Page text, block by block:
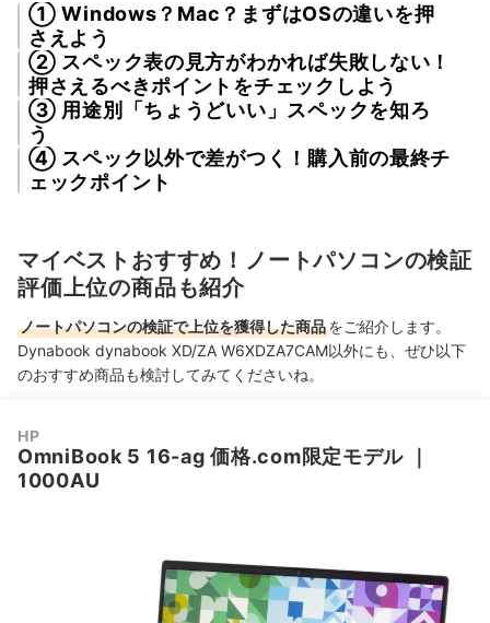
① Windows？Mac？まずはOSの違いを押
さえよう
② スペック表の見方がわかれば失敗しない！
押さえるべきポイントをチェックしよう
③ 用途別「ちょうどいい」スペックを知ろ
う
④ スペック以外で差がつく！購入前の最終チ
ェックポイント
マイベストおすすめ！ノートパソコンの検証
評価上位の商品も紹介
ノートパソコンの検証で上位を獲得した商品をご紹介します。
Dynabook dynabook XD/ZA W6XDZA7CAM以外にも、ぜひ以下
のおすすめ商品も検討してみてくださいね。
HP
OmniBook 5 16-ag 価格.com限定モデル ｜
1000AU